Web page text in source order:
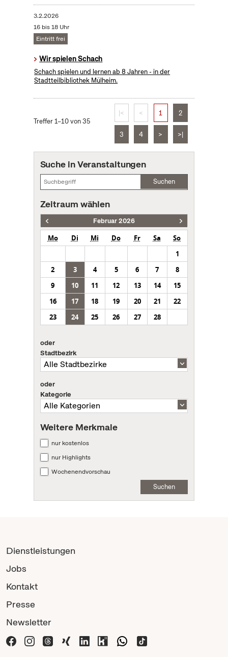
3.2.2026
16 bis 18 Uhr
Eintritt frei
Wir spielen Schach
Schach spielen und lernen ab 8 Jahren - in der
Stadtteilbibliothek Mülheim.
Treffer 1–10 von 35
|< < 1 2
3 4 > >|
Suche in Veranstaltungen
Suchen
Zeitraum wählen
Februar 2026
Mo Di Mi Do Fr Sa
So
1
2
3 4 5 6 7
8
9
10 11 12 13 14
15
16
17 18 19 20 21
22
23
24 25 26 27 28
oder
Stadtbezirk
oder
Kategorie
Weitere Merkmale
nur kostenlos
nur Highlights
Wochenendvorschau
Suchen
Dienstleistungen
Jobs
Kontakt
Presse
Newsletter